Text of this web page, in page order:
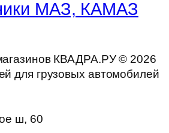
МАЗ, КАМАЗ
КВАДРА.РУ © 2026
для грузовых автомобилей
ш, 60